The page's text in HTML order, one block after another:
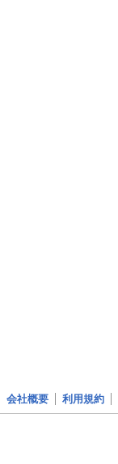
会社概要 利用規約